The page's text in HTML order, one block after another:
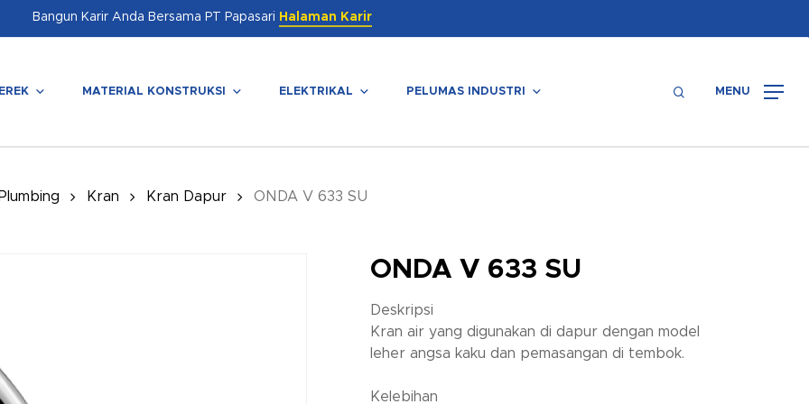
Bangun Karir Anda Bersama PT Papasari Halaman Karir
MATERIAL KONSTRUKSI ELEKTRIKAL PELUMAS INDUSTRI searchMENU
Kran Kran Dapur ONDA V 633 SU
ONDA V 633 SU
Deskripsi
Kran air yang digunakan di dapur dengan model
leher angsa kaku dan pemasangan di tembok.
Kelebihan